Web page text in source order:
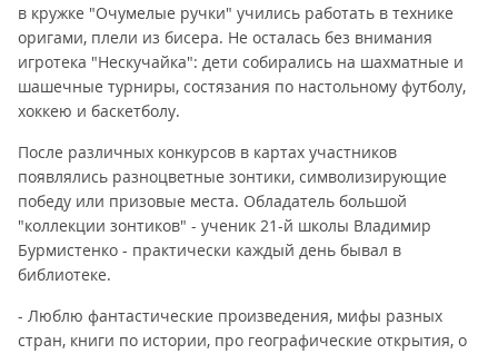
в кружке "Очумелые ручки" учились работать в технике
оригами, плели из бисера. Не осталась без внимания
игротека "Нескучайка": дети собирались на шахматные и
шашечные турниры, состязания по настольному футболу,
хоккею и баскетболу.
После различных конкурсов в картах участников
появлялись разноцветные зонтики, символизирующие
победу или призовые места. Обладатель большой
"коллекции зонтиков" - ученик 21-й школы Владимир
Бурмистенко - практически каждый день бывал в
библиотеке.
- Люблю фантастические произведения, мифы разных
стран, книги по истории, про географические открытия, о